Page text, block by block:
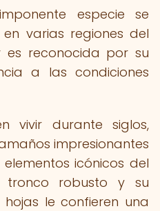
especie se
varias regiones del
es reconocida por su
a las condiciones
vivir durante siglos,
impresionantes
icónicos del
tronco robusto y su
le confieren una